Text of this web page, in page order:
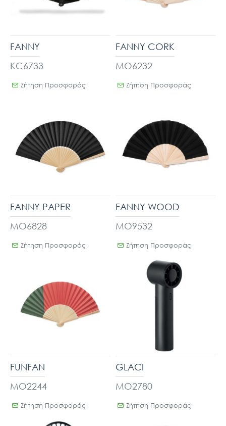
KC6733
FANNY
Ζήτηση Προσφοράς
MO6232
FANNY CORK
Ζήτηση Προσφοράς
MO6828
FANNY PAPER
Ζήτηση Προσφοράς
MO9532
FANNY WOOD
Ζήτηση Προσφοράς
MO2244
FUNFAN
Ζήτηση Προσφοράς
MO2780
GLACI
Ζήτηση Προσφοράς